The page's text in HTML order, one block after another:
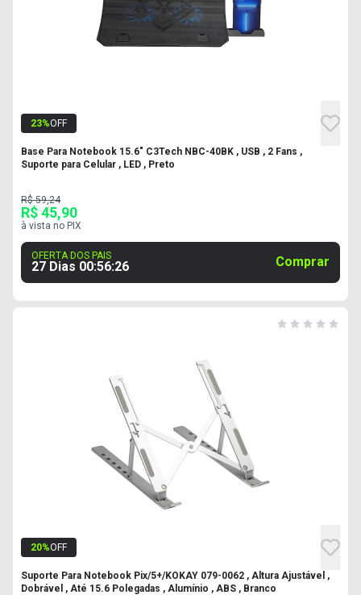
23%OFF
Base Para Notebook 15.6" C3Tech NBC-40BK , USB , 2 Fans ,
Suporte para Celular , LED , Preto
R$ 59,24
R$ 45,90
à vista no PIX
OFERTA DOS PAIS
27 Dias 00:56:25 Comprar
20%OFF
Suporte Para Notebook Pix/5+/KOKAY 079-0062 , Altura Ajustável ,
Dobrável , Até 15.6 Polegadas , Alumínio , ABS , Branco